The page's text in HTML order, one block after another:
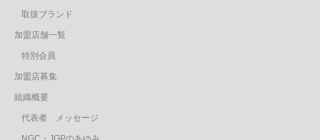
取扱ブランド
加盟店舗一覧
特別会員
加盟店募集
組織概要
代表者 メッセージ